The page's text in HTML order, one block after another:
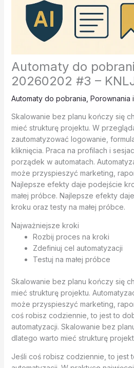
Automaty do
20260202 #3 –
Automaty do pobrania Porownania
Skalowanie bez planu kończy się
mieć strukturę projektu. W
zautomatyzować logowanie,
kliknięcia. Praca na profilach i
porządek w automatach.
może przyspieszyć marketing,
Najlepsze efekty daje podejście
małej próbce. Najlepsze efekty
kroku oraz testy na małej próbce.
Najważniejsze kroki
Rozbij proces na kroki
Zdefiniuj cel automatyzacji
Testuj na małej próbce
Skalowanie bez planu kończy się
mieć strukturę projektu.
może przyspieszyć marketing,
coś robisz codziennie, to jest to
automatyzacji. Skalowanie bez
dlatego warto mieć strukturę
Jeśli coś robisz codziennie, to jest